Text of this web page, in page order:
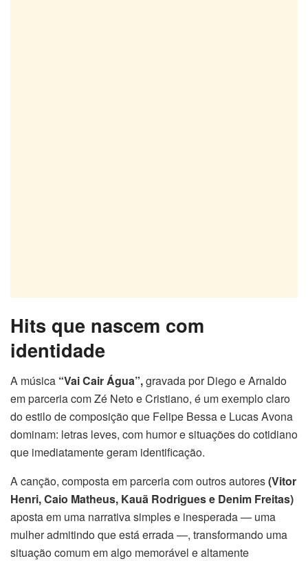
Hits que nascem com
identidade
A música “Vai Cair Água”,gravada por Diego e Arnaldo
em parceria com Zé Neto e Cristiano, é um exemplo claro
do estilo de composição que Felipe Bessa e Lucas Avona
dominam: letras leves, com humor e situações do cotidiano
que imediatamente geram identificação.
A canção, composta em parceria com outros autores(Vitor
Henri, Caio Matheus, Kauã Rodrigues e Denim Freitas)
aposta em uma narrativa simples e inesperada — uma
mulher admitindo que está errada —, transformando uma
situação comum em algo memorável e altamente